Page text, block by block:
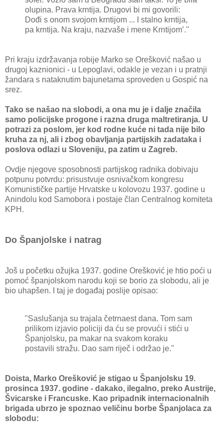
olupina. Prava krntija. Drugovi bi mi govorili:
Dođi s onom svojom krntijom ... I stalno krntija,
pa krntija. Na kraju, nazvaše i mene Krntijom’."
Pri kraju izdržavanja robije Marko se Orešković našao u
drugoj kaznionici - u Lepoglavi, odakle je vezan i u pratnji
žandara s nataknutim bajunetama sproveden u Gospić na
srez.
Tako se našao na slobodi, a ona mu je i dalje značila
samo policijske progone i razna druga maltretiranja. U
potrazi za poslom, jer kod rodne kuće ni tada nije bilo
kruha za nj, ali i zbog obavljanja partijskih zadataka i
poslova odlazi u Sloveniju, pa zatim u Zagreb.
Ovdje njegove sposobnosti partijskog radnika dobivaju
potpunu potvrdu: prisustvuje osnivačkom kongresu
Komunističke partije Hrvatske u kolovozu 1937. godine u
Anindolu kod Samobora i postaje član Centralnog komiteta
KPH.
Do Španjolske i natrag
Još u početku ožujka 1937. godine Orešković je htio poći u
pomoć španjolskom narodu koji se borio za slobodu, ali je
bio uhapšen. I taj je događaj poslije opisao:
"Saslušanja su trajala četrnaest dana. Tom sam
prilikom izjavio policiji da ću se provući i stići u
Španjolsku, pa makar na svakom koraku
postavili stražu. Dao sam riječ i održao je."
Doista, Marko Orešković je stigao u Španjolsku 19.
prosinca 1937. godine - dakako, ilegalno, preko Austrije,
Švicarske i Francuske. Kao pripadnik internacionalnih
brigada ubrzo je spoznao veličinu borbe Španjolaca za
slobodu: